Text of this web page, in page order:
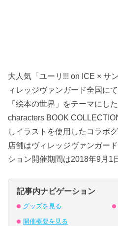
大人気「ユーリ!!! on ICE × サ
ィレッジヴァンガード全国に
「絵本の世界」をテーマにし
characters BOOK
しイラストを使用したコラボ
店舗はヴィレッジヴァンガー
ション開催期間は2018年9月1
記事内ナビゲーション
グッズを見る
開催概要を見る